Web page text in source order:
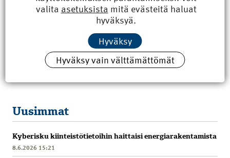
Uusimmat
Kyberisku kiinteistötietoihin haittaisi energiarakentamista
8.6.2026 15:21
valita asetuksista mitä evästeitä haluat
hyväksyä.
Hyväksy
Hyväksy vain välttämättömät